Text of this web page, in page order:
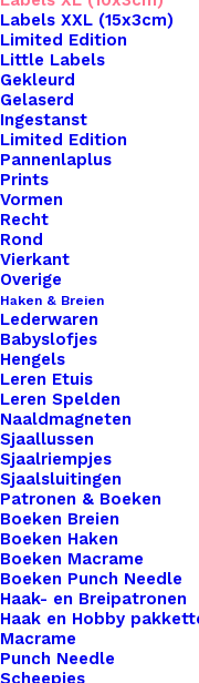
Labels XXL (15x3cm)
Limited Edition
Little Labels
Gekleurd
Gelaserd
Ingestanst
Limited Edition
Pannenlaplus
Prints
Vormen
Recht
Rond
Vierkant
Overige
Haken & Breien
Lederwaren
Babyslofjes
Hengels
Leren Etuis
Leren Spelden
Naaldmagneten
Sjaallussen
Sjaalriempjes
Sjaalsluitingen
Patronen & Boeken
Boeken Breien
Boeken Haken
Boeken Macrame
Boeken Punch Needle
Haak- en Breipatronen
Haak en Hobby
Macrame
Punch Needle
Scheepjes
Home
Big Labels Met
Wool
Big
Met
Wool
€3,50
Wil je je
een hoger niveau
prachtige leren
voor al je creaties.
alleen een